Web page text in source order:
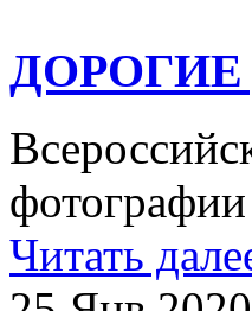
ДОРОГИЕ
Читать